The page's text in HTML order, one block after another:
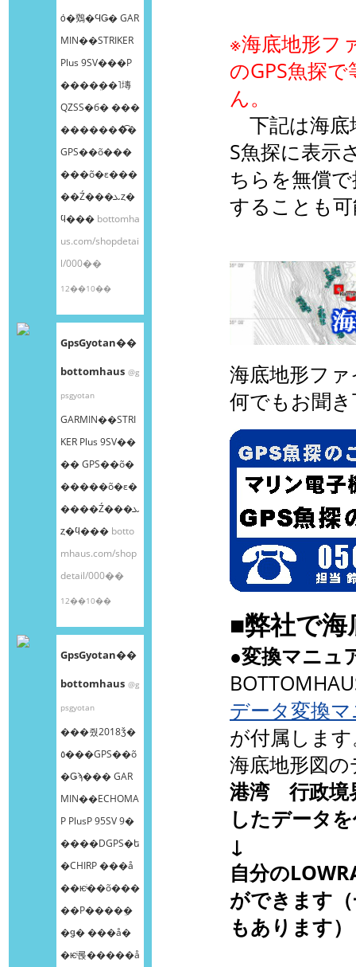
ȯ�䳫�ϤǤ� GAR
MIN��STRIKER
Plus 9SV���Ρ
����ܸ��˥塼
QZSS�б� ���
�������͡�
GPS��õ���
���õ�ε���
��Ź���ܥȥ�
ϥ��� bottomha
us.com/shopdetai
l/000��
12��10��
GpsGyotan��
bottomhaus @g
psgyotan
GARMIN��STRI
KER Plus 9SV��
�� GPS��õ�
�����õ�ε�
����Ź���ܥ
ȥ�ϥ��� botto
mhaus.com/shop
detail/000��
12��10��
GpsGyotan��
bottomhaus @g
psgyotan
���줬2018ǯ�
٥���GPS��õ
�Ǥϡ��� GAR
MIN��ECHOMA
P PlusP 95SV 9�
����DGPS�ե
�CHIRP ���å
��ѥͥ��õ���
��Ρ����ܸ�
�ǥ� ���å�
�ѥͥ롡�����å
※海底地形フ
のGPS魚探
ん。
下記は海底
S魚探に表示
ちらを無償
することも
海底地形フ
何でもお聞
■弊社で
●変換マニュ
データ変換
が付属しま
海底地形図
港湾 行政境
したデータ
↓
自分の
ができます
もあります）